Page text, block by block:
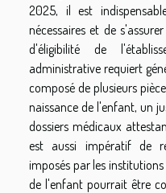
2025, il est
nécessaires et de
d'éligibilité de
administrative requiert
composé de plusieurs
naissance de l'enfant, un
dossiers médicaux
est aussi impératif de
imposés par les
de l'enfant pourrait être